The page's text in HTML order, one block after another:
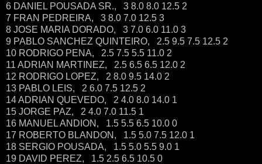
6 DANIEL POUSADA SR., 3 8.0 8.0 12.5 2
7 FRAN PEDREIRA, 3 8.0 7.0 12.5 3
8 JOSE MARIA DORADO, 3 7.0 6.0 11.0 3
9 PABLO SANCHEZ QUINTEIRO, 2.5 9.5 7.5 12.5 2
10 RODRIGO PENA, 2.5 7.5 5.5 11.0 2
11 ADRIAN MARTINEZ, 2.5 6.5 6.5 12.0 2
12 RODRIGO LOPEZ, 2 8.0 9.5 14.0 2
13 PABLO LEIS, 2 6.0 7.5 12.5 2
14 ADRIAN QUEVEDO, 2 4.0 8.0 14.0 1
15 JORGE PAZ, 2 4.0 7.0 11.5 1
16 MANUEL ANDION, 1.5 5.5 6.5 10.0 0
17 ROBERTO BLANDON, 1.5 5.0 7.5 12.0 1
18 SERGIO POUSADA, 1.5 5.0 5.5 9.0 1
19 DAVID PEREZ, 1.5 2.5 6.5 10.5 0